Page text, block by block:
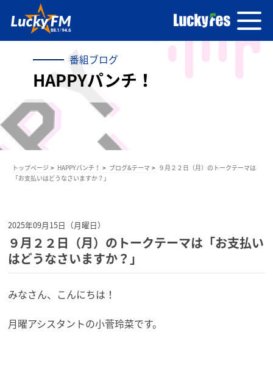
番組ブログ
HAPPYパンチ！
トップページ HAPPYパンチ！ ブログ&テーマ
９月２２日（月）のトークテーマは
「お支払いはどうなさいますか？」
2025年09月15日（月曜日）
９月２２日（月）のトークテーマは「お支払い
はどうなさいますか？」
みなさん、こんにちは！
月曜アシスタントの小菅玲菜です。